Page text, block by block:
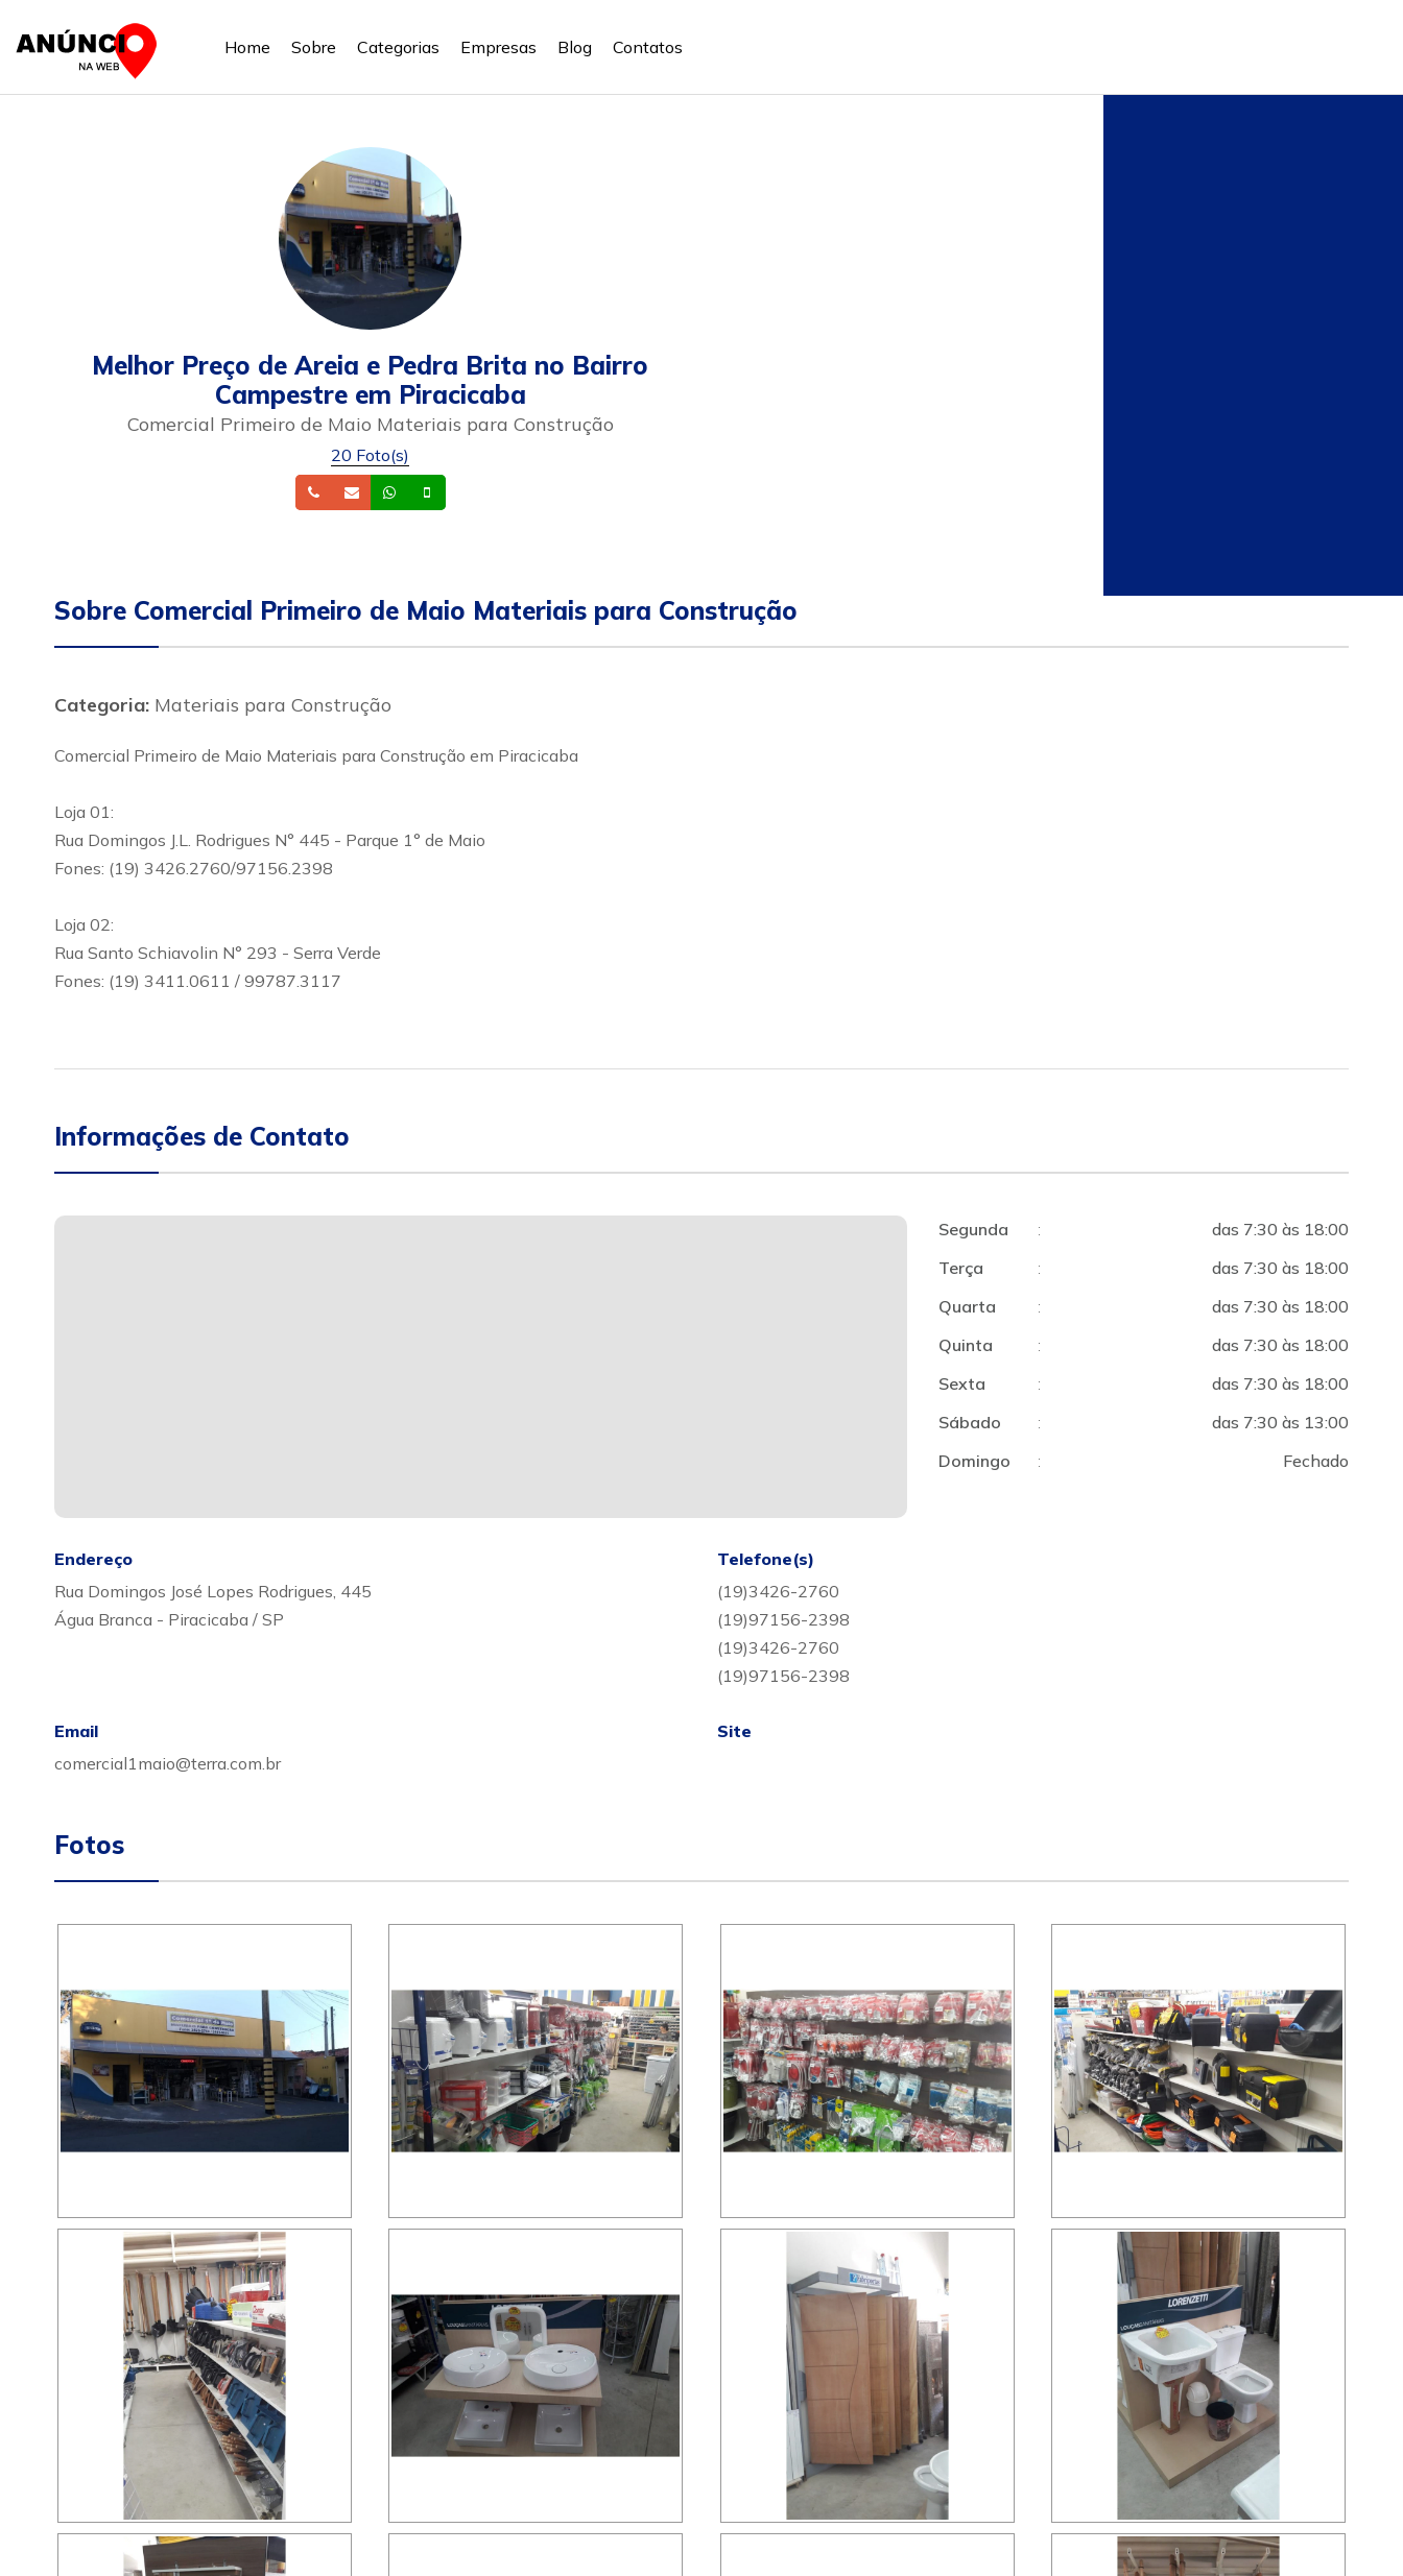
Home Sobre Categorias Empresas Blog Contatos
Melhor Preço de Areia e Pedra Brita no Bairro
Campestre em Piracicaba
Comercial Primeiro de Maio Materiais para Construção
20 Foto(s)
TelefoneEmail Whatsapp
Sobre Comercial Primeiro de Maio Materiais para Construção
Categoria: Materiais para Construção
Comercial Primeiro de Maio Materiais para Construção em Piracicaba
Loja 01:
Rua Domingos J.L. Rodrigues N° 445 - Parque 1° de Maio
Fones: (19) 3426.2760/97156.2398
Loja 02:
Rua Santo Schiavolin N° 293 - Serra Verde
Fones: (19) 3411.0611 / 99787.3117
Informações de Contato
Segunda :
das 7:30 às 18:00
Terça
:
das 7:30 às 18:00
Quarta
:
das 7:30 às 18:00
Quinta
:
das 7:30 às 18:00
Sexta
:
das 7:30 às 18:00
Sábado
:
das 7:30 às 13:00
Domingo
: Fechado
Endereço
Rua Domingos José Lopes Rodrigues, 445
Água Branca - Piracicaba / SP
Telefone(s)
(19)3426-2760
(19)97156-2398
(19)3426-2760
(19)97156-2398
Email
comercial1maio@terra.com.br
Site
Fotos